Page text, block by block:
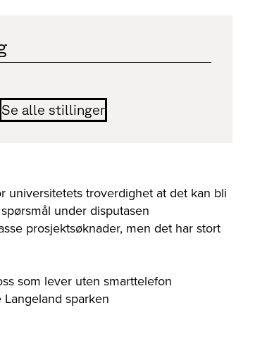
Se alle stillinger
universitetets troverdighet at det kan bli
under disputasen
prosjektsøknader, men det har stort
som lever uten smarttelefon
sparken